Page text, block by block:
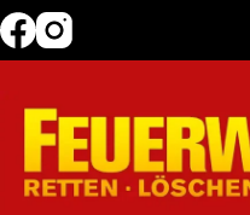
Zum
Inhalt